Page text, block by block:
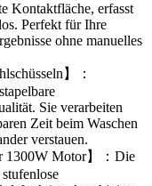
Kontaktfläche, erfasst
Perfekt für Ihre
ohne manuelles
】：
Sie verarbeiten
Zeit beim Waschen
verstauen.
1300W Motor】：Die